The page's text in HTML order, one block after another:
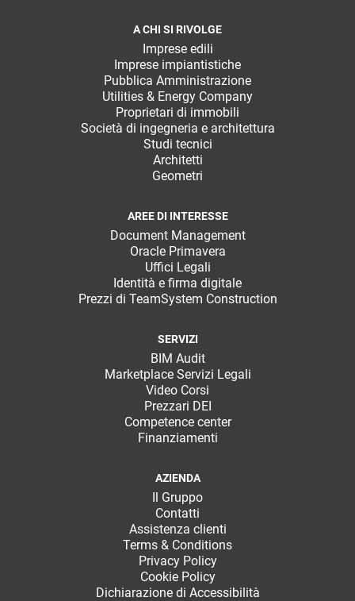
A CHI SI RIVOLGE
Imprese edili
Imprese impiantistiche
Pubblica Amministrazione
Utilities & Energy Company
Proprietari di immobili
Società di ingegneria e architettura
Studi tecnici
Architetti
Geometri
AREE DI INTERESSE
Document Management
Oracle Primavera
Uffici Legali
Identità e firma digitale
Prezzi di TeamSystem Construction
SERVIZI
BIM Audit
Marketplace Servizi Legali
Video Corsi
Prezzari DEI
Competence center
Finanziamenti
AZIENDA
Il Gruppo
Contatti
Assistenza clienti
Terms & Conditions
Privacy Policy
Cookie Policy
Dichiarazione di Accessibilità